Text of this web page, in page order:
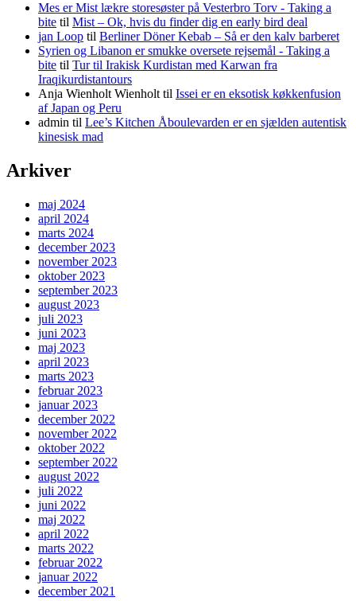
Mes er Mist lækre storesøster på Vesterbro Torv - Taking a
bite til Mist – Ok, hvis du finder dig en early bird deal
jan Loop til Berliner Döner Kebab – Så er den kalv barberet
Syrien og Libanon er smukke oversete rejsemål - Taking a
bite til Tur til Irakisk Kurdistan med Karwan fra
Iraqikurdistantours
Anja Wienholt Wienholttil Issei er en eksotisk køkkenfusion
af Japan og Peru
admin til Lee’s Kitchen Åboulevarden er en sjælden autentisk
kinesisk mad
Arkiver
maj 2024
april 2024
marts 2024
december 2023
november 2023
oktober 2023
september 2023
august 2023
juli 2023
juni 2023
maj 2023
april 2023
marts 2023
februar 2023
januar 2023
december 2022
november 2022
oktober 2022
september 2022
august 2022
juli 2022
juni 2022
maj 2022
april 2022
marts 2022
februar 2022
januar 2022
december 2021